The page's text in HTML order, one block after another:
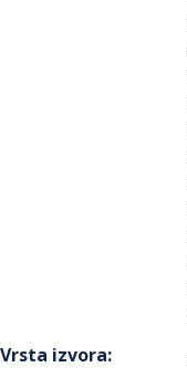
Vrsta izvora: